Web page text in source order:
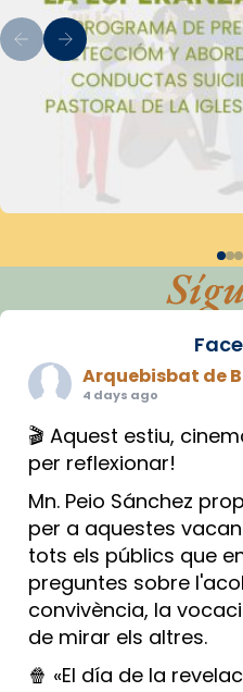
Arquebisbat de
4 days ago
🎬 Aquest estiu,
per reflexionar!
Mn. Peio Sánchez
per a aquestes
tots els públics que
preguntes sobre
convivència, la
de mirar els altres.
🍿 «El día de la